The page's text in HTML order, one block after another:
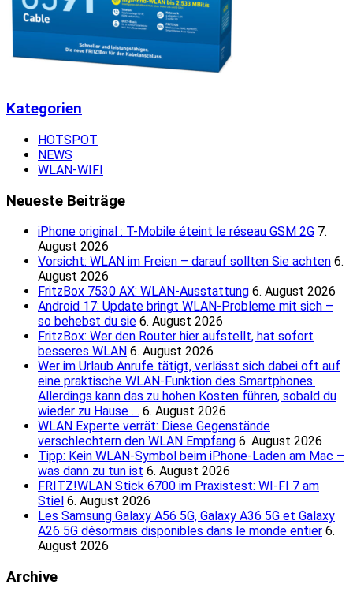
Kategorien
HOTSPOT
NEWS
WLAN-WIFI
Neueste Beiträge
iPhone original : T-Mobile éteint le réseau GSM 2G 7.
August 2026
Vorsicht: WLAN im Freien – darauf sollten Sie achten 6.
August 2026
FritzBox 7530 AX: WLAN-Ausstattung 6. August 2026
Android 17: Update bringt WLAN-Probleme mit sich –
so behebst du sie 6. August 2026
FritzBox: Wer den Router hier aufstellt, hat sofort
besseres WLAN 6. August 2026
Wer im Urlaub Anrufe tätigt, verlässt sich dabei oft auf
eine praktische WLAN-Funktion des Smartphones.
Allerdings kann das zu hohen Kosten führen, sobald du
wieder zu Hause … 6. August 2026
WLAN Experte verrät: Diese Gegenstände
verschlechtern den WLAN Empfang 6. August 2026
Tipp: Kein WLAN-Symbol beim iPhone-Laden am Mac –
was dann zu tun ist 6. August 2026
FRITZ!WLAN Stick 6700 im Praxistest: WI-FI 7 am
Stiel 6. August 2026
Les Samsung Galaxy A56 5G, Galaxy A36 5G et Galaxy
A26 5G désormais disponibles dans le monde entier 6.
August 2026
Archive